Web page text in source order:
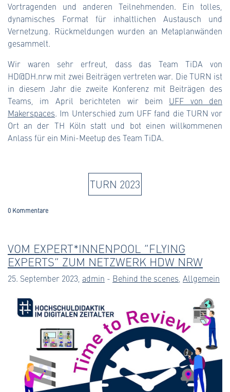
Vortragenden und anderen Teilnehmenden. Ein tolles,
dynamisches Format für inhaltlichen Austausch und
Vernetzung. Rückmeldungen wurden an Metaplanwänden
gesammelt.
Wir waren sehr erfreut, dass das Team TiDA von
HD@DH.nrw mit zwei Beiträgen vertreten war. Die TURN ist
in diesem Jahr die zweite Konferenz mit Beiträgen des
Teams, im April berichteten wir beim UFF von den
Makerspaces. Im Unterschied zum UFF fand die TURN vor
Ort an der TH Köln statt und bot einen willkommenen
Anlass für ein Mini-Meetup des Team TiDA.
TURN 2023
0 Kommentare
VOM EXPERT*INNENPOOL “FLYING
EXPERTS” ZUM NETZWERK HDW NRW
25. September 2023, admin - Behind the scenes Allgemein